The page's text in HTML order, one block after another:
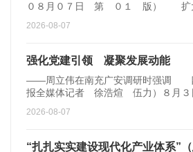
０８月０７日 第 ０１ 版） 扩大
2026-08-07
强化党建引领 凝聚发展动能
——周立伟在南充广安调研时强调
报全媒体记者 徐浩煊 伍力）８月３
2026-08-07